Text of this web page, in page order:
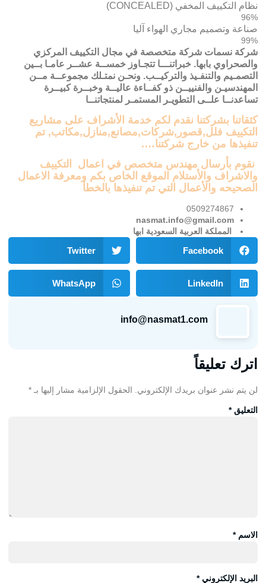
نظام التكييف المخفي (CONCEALED)
96%
صناعة وتصميم مجاري الهواء آليا
99%
شركة نسمات شركة متخصصة في مجال التكييف المركزي
والصحراوي بابها. خبراتنـــا تتجـاوز خمســة عشــر عامـا بــين
التصمـيم والتنفـيذ والتركيــب. ونحـن نمتـلك مجموعــة مــن
المهندسيـن والفنييــن ذو كفــاءة عاليــة وخبــرة كبيــرة
تساعدنــا علــى التطويـر المستمـر لمنتجاتنــا
كثقاتنا بشركتنا نقدم لكم خدمة الأشراف على مشاريع
التكييف فلل,قصور,شركات,مصانع,منازل,مكاتب, تم
تنفيذها من خارج شركتنا….
نقوم بأرسال مهندس متخصص في اعمال التكييف
والاشراف والأستلام الموقع الخاص بكم ومعرفة الاعمال
الصحيحه والأعمال التي تم تنفيذها بالخطأ
0509274867
nasmat.info@gmail.com
المملكة العربية السعودية ابها
Facebook
Twitter
LinkedIn
WhatsApp
info@nasmat1.com
اترك تعليقاً
لن يتم نشر عنوان بريدك الإلكتروني. الحقول الإلزامية مشار إليها بـ *
التعليق*
الاسم*
البريد الإلكتروني*